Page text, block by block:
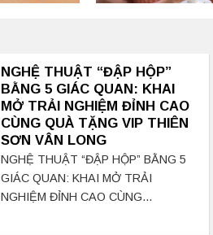
NGHỆ THUẬT “ĐẬP HỘP”
BẰNG 5 GIÁC QUAN: KHAI
MỞ TRẢI NGHIỆM ĐỈNH CAO
CÙNG QUÀ TẶNG VIP THIÊN
SƠN VÂN LONG
NGHỆ THUẬT “ĐẬP HỘP” BẰNG 5
GIÁC QUAN: KHAI MỞ TRẢI
NGHIỆM ĐỈNH CAO CÙNG...